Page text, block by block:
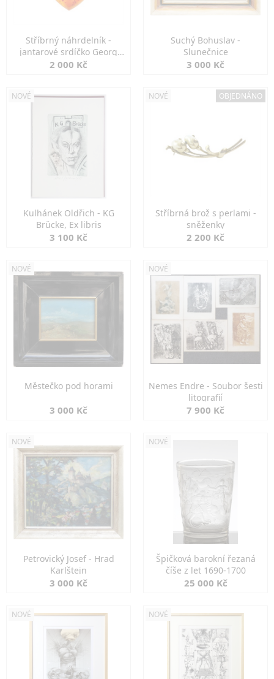
Stříbrný náhrdelník -
jantarové srdíčko Georg
Kramer
2 000 Kč
Suchý Bohuslav -
Slunečnice
3 000 Kč
NOVÉ
Kulhánek Oldřich - KG
Brücke, Ex libris
3 100 Kč
NOVÉ OBJEDNÁNO
Stříbrná brož s perlami -
sněženky
2 200 Kč
NOVÉ
Městečko pod horami
3 000 Kč
NOVÉ
Nemes Endre - Soubor šesti
litografií
7 900 Kč
NOVÉ
Petrovický Josef - Hrad
Karlštejn
3 000 Kč
NOVÉ
Špičková barokní řezaná
číše z let 1690-1700
25 000 Kč
NOVÉ NOVÉ